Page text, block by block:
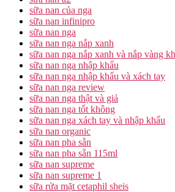
sữa nan của nga
sữa nan infinipro
sữa nan nga
sữa nan nga nắp xanh
sữa nan nga nắp xanh và nắp vàng
sữa nan nga nhập khẩu
sữa nan nga nhập khẩu và xách tay
sữa nan nga review
sữa nan nga thật và giả
sữa nan nga tốt không
sữa nan nga xách tay và nhập khẩu
sữa nan organic
sữa nan pha sẵn
sữa nan pha sẵn 115ml
sữa nan supreme
sữa nan supreme 1
sữa rửa mặt cetaphil sheis